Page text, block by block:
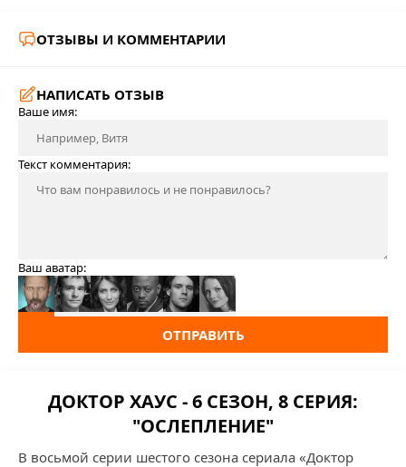
ОТЗЫВЫ И КОММЕНТАРИИ
НАПИСАТЬ ОТЗЫВ
Ваше имя:
Текст комментария:
Ваш аватар:
ОТПРАВИТЬ
ДОКТОР ХАУС - 6 СЕЗОН, 8 СЕРИЯ:
"ОСЛЕПЛЕНИЕ"
В восьмой серии шестого сезона сериала «Доктор